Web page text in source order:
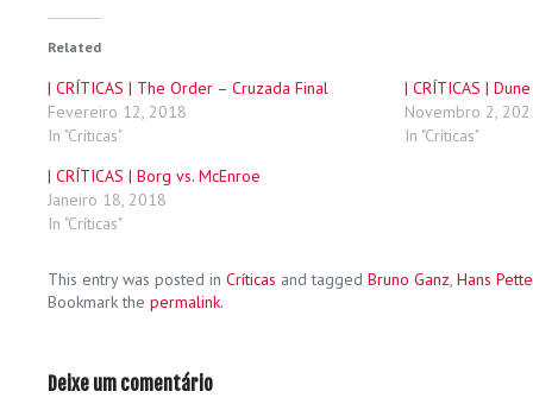
Related
| CRÍTICAS | The Order – Cruzada Final
Fevereiro 12, 2018
In "Críticas"
| CRÍTICAS |
Novembro 2,
In "Críticas"
| CRÍTICAS | Borg vs. McEnroe
Janeiro 18, 2018
In "Críticas"
This entry was posted in Críticas and tagged Bruno Ganz, Hans
Bookmark the permalink.
Deixe um comentário